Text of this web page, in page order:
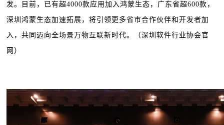
发。目前，已有超4000款应用加入鸿蒙生态，广东省超600款，
深圳鸿蒙生态加速拓展，将引领更多省市合作伙伴和开发者加
入，共同迈向全场景万物互联新时代。（深圳软件行业协会官
网）